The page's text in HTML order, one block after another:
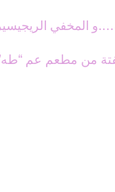
الريجيسير
من مطعم عم “طه”